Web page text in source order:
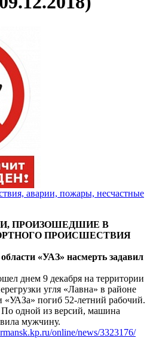
аварии, пожары, несчастные
ПРОИЗОШЕДШИЕ В
ПРОИСШЕСТВИЯ
«УАЗ» насмерть задавил
днем 9 декабря на территории
угля «Лавна» в районе
погиб 52-летний рабочий.
одной из версий, машина
мужчину.
online/news/3323176/